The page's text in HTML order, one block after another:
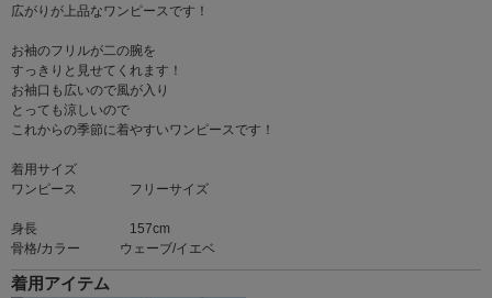
広がりが上品なワンピースです！
お袖のフリルが二の腕を
すっきりと見せてくれます！
お袖口も広いので風が入り
とっても涼しいので
これからの季節に着やすいワンピースです！
着用サイズ
ワンピース フリーサイズ
身長 157cm
骨格/カラー ウェーブ/イエベ
着用アイテム